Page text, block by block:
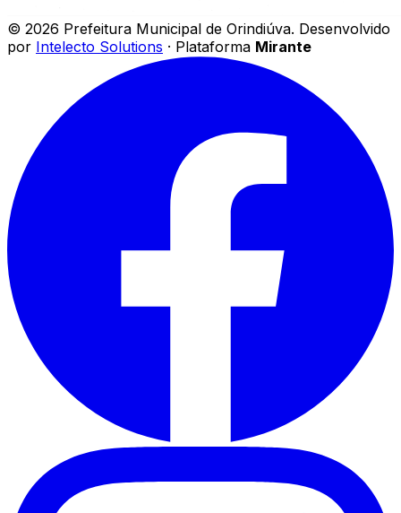
© 2026 Prefeitura Municipal de Orindiúva. Desenvolvido
por Intelecto Solutions · Plataforma Mirante